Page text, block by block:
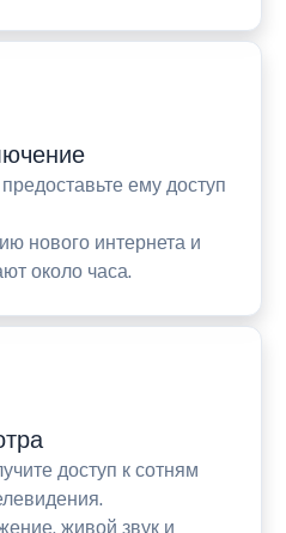
ему доступ
нового интернета и
около часа.
доступ к сотням
живой звук и